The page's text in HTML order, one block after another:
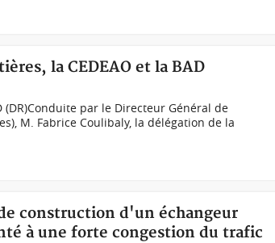
la CEDEAO et la BAD
(DR)Conduite par le Directeur Général de
M. Fabrice Coulibaly, la délégation de la
construction d'un échangeur
à une forte congestion du trafic